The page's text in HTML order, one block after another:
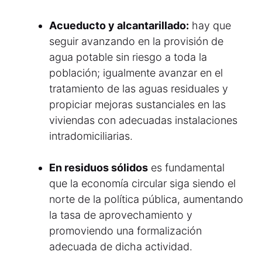
Acueducto y alcantarillado: hay que
seguir avanzando en la provisión de
agua potable sin riesgo a toda la
población; igualmente avanzar en el
tratamiento de las aguas residuales y
propiciar mejoras sustanciales en las
viviendas con adecuadas instalaciones
intradomiciliarias.
En residuos sólidos es fundamental
que la economía circular siga siendo el
norte de la política pública, aumentando
la tasa de aprovechamiento y
promoviendo una formalización
adecuada de dicha actividad.